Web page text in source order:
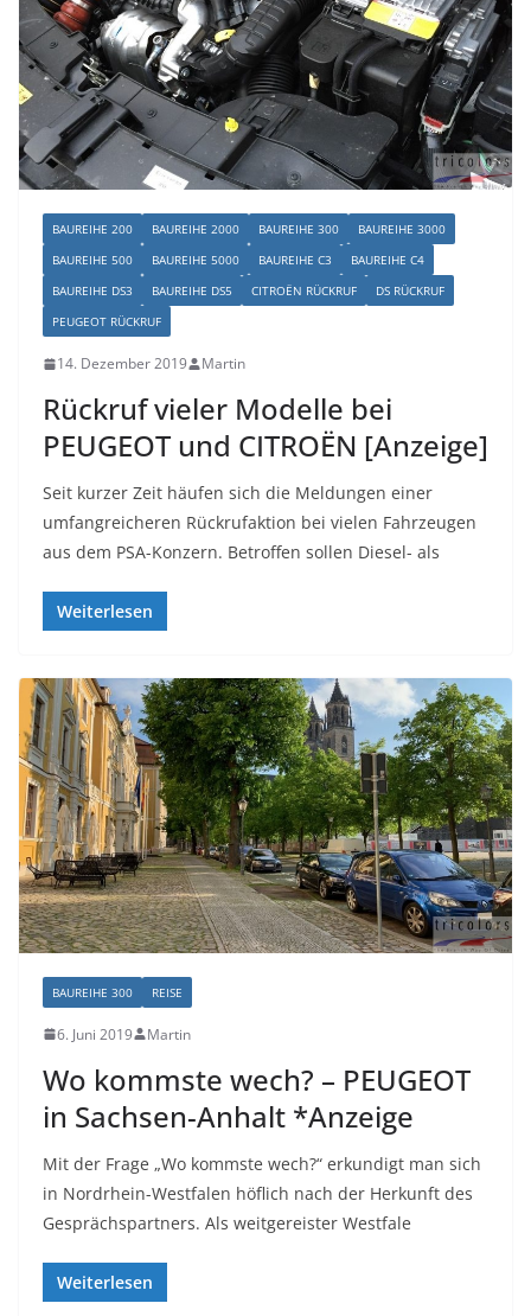
BAUREIHE 200 BAUREIHE 2000 BAUREIHE 300
BAUREIHE 3000
BAUREIHE 500
BAUREIHE 5000 BAUREIHE C3
BAUREIHE C4
BAUREIHE DS3
BAUREIHE DS5 CITROËN RÜCKRUF
DS RÜCKRUF
PEUGEOT RÜCKRUF
14. Dezember 2019 Martin
Rückruf vieler Modelle bei
PEUGEOT und CITROËN [Anzeige]
Seit kurzer Zeit häufen sich die Meldungen einer
umfangreicheren Rückrufaktion bei vielen Fahrzeugen
aus dem PSA-Konzern. Betroffen sollen Diesel- als
Weiterlesen
BAUREIHE 300 REISE
6. Juni 2019 Martin
Wo kommste wech? – PEUGEOT
in Sachsen-Anhalt *Anzeige
Mit der Frage „Wo kommste wech?“ erkundigt man sich
in Nordrhein-Westfalen höflich nach der Herkunft des
Gesprächspartners. Als weitgereister Westfale
Weiterlesen